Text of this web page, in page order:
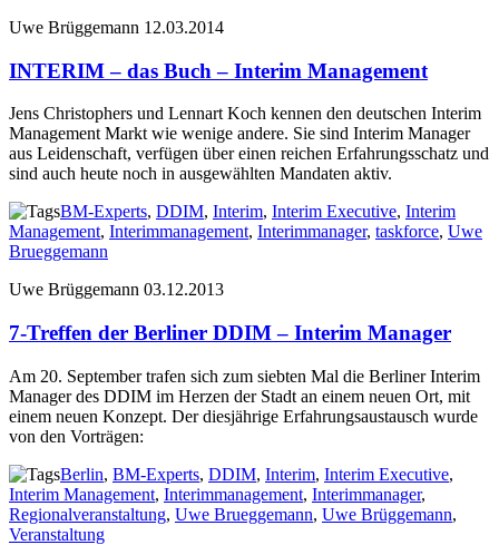
Uwe Brüggemann 12.03.2014
INTERIM – das Buch – Interim Management
Jens Christophers und Lennart Koch kennen den deutschen Interim
Management Markt wie wenige andere. Sie sind Interim Manager
aus Leidenschaft, verfügen über einen reichen Erfahrungsschatz und
sind auch heute noch in ausgewählten Mandaten aktiv.
BM-Experts, DDIM, Interim, Interim Executive, Interim
Management, Interimmanagement, Interimmanager, taskforce, Uwe
Brueggemann
Uwe Brüggemann 03.12.2013
7-Treffen der Berliner DDIM – Interim Manager
Am 20. September trafen sich zum siebten Mal die Berliner Interim
Manager des DDIM im Herzen der Stadt an einem neuen Ort, mit
einem neuen Konzept. Der diesjährige Erfahrungsaustausch wurde
von den Vorträgen:
Berlin, BM-Experts, DDIM, Interim, Interim Executive,
Interim Management, Interimmanagement, Interimmanager,
Regionalveranstaltung, Uwe Brueggemann, Uwe Brüggemann,
Veranstaltung